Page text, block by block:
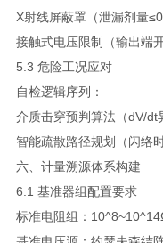
X射线屏蔽罩（泄漏剂量
接触式电压限制（输出端
5.3 危险工况应对
自检逻辑序列：
介质击穿预判算法（dV/dt
智能疏散路径规划（闪络
六、计量溯源体系构建
6.1 基准器组配置要求
标准电阻组：